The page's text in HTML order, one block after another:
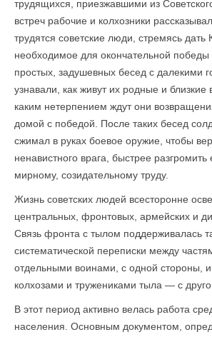
трудящихся, приезжавшими из
встреч рабочие и колхозники
трудятся советские люди, стремясь
необходимое для окончательной
простых, задушевных бесед с далекими
узнавали, как живут их родные и близкие
каким нетерпением ждут они
домой с победой. После таких бесед
сжимал в руках боевое оружие, чтобы
ненавистного врага, быстрее разгромить
мирному, созидательному труду.
Жизнь советских людей всесторонне
центральных, фронтовых, армейских и
Связь фронта с тылом поддерживалась
систематической переписки между
отдельными воинами, с одной стороны,
колхозами и тружениками тыла — с
В этот период активно велась работа
населения. Основным документом,